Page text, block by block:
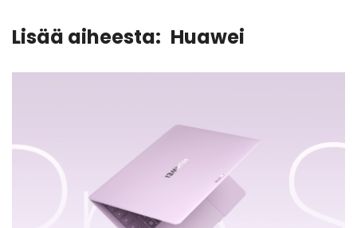
Lisää aiheesta: Huawei